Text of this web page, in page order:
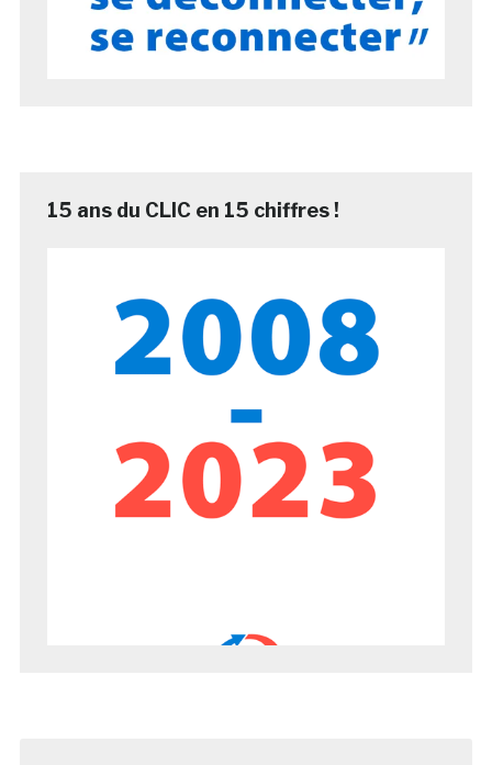
15 ans du CLIC en 15 chiffres !